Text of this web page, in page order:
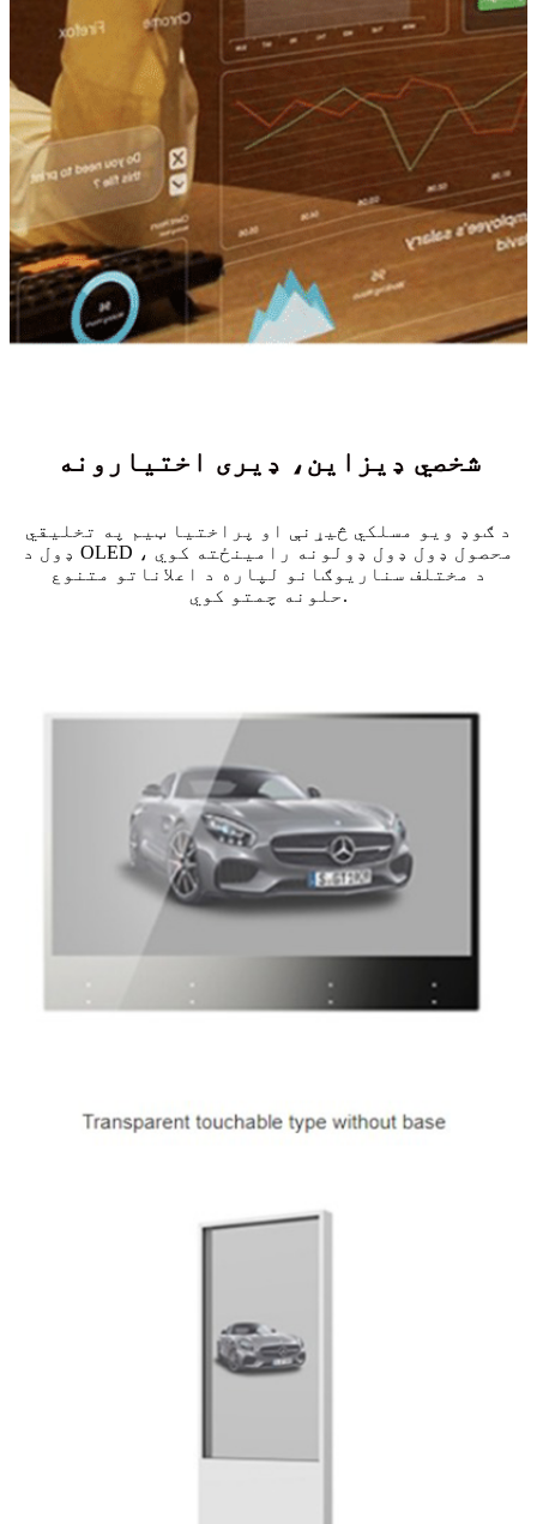
شخصي ډیزاین، ډیری اختیارونه
د ګوډ ویو مسلکي څیړنې او پراختیا ټیم په تخلیقي
ډول د OLED محصول ډول ډول ډولونه رامینځته کوي ،
د مختلف سناریوګانو لپاره د اعلاناتو متنوع
حلونه چمتو کوي.